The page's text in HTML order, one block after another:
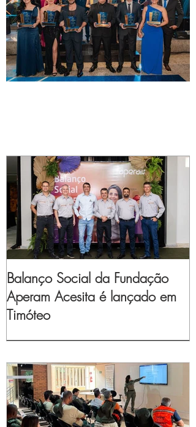
Balanço Social da Fundação
Aperam Acesita é lançado em
Timóteo